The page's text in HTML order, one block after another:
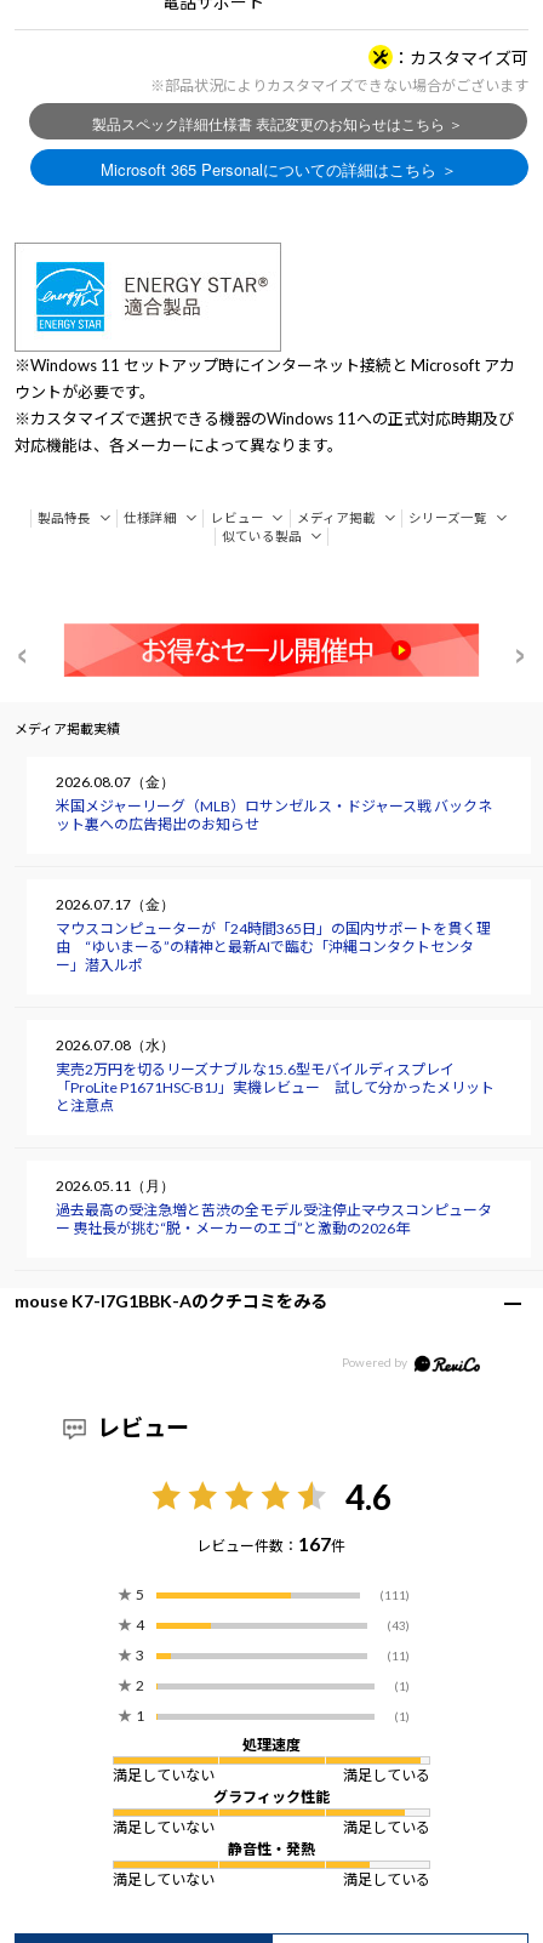
カスタマイズ可
※部品状況によりカスタマイズできない場合がございます
※Windows 11 セットアップ時にインターネット接続と Microsoft アカ
ウントが必要です。
※カスタマイズで選択できる機器のWindows 11への正式対応時期及び
対応機能は、各メーカーによって異なります。
製品特長 仕様詳細 レビュー メディア掲載
シリーズ一覧
似ている製品
メディア掲載実績
2026.08.07（金）
米国メジャーリーグ（MLB）ロサンゼルス・ドジャース戦 バックネ
ット裏への広告掲出のお知らせ
2026.07.17（金）
マウスコンピューターが「24時間365日」の国内サポートを貫く理
由 “ゆいまーる”の精神と最新AIで臨む「沖縄コンタクトセンタ
ー」潜入ルポ
2026.07.08（水）
実売2万円を切るリーズナブルな15.6型モバイルディスプレイ
「ProLite P1671HSC-B1J」実機レビュー 試して分かったメリット
と注意点
2026.05.11（月）
過去最高の受注急増と苦渋の全モデル受注停止――マウスコンピュータ
ー 軣社長が挑む“脱・メーカーのエゴ”と激動の2026年
mouse K7-I7G1BBK-Aのクチコミをみる
レビュー
4.6
レビュー件数： 167件
★ 5 (111)
★ 4 (43)
★ 3 (11)
★ 2 (1)
★ 1 (1)
処理速度
満足していない
満足している
グラフィック性能
満足していない
満足している
静音性・発熱
満足していない
満足している